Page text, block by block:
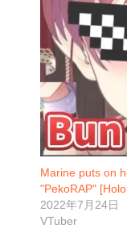
Marine puts on
"PekoRAP"
2022年7月24日
VTuber